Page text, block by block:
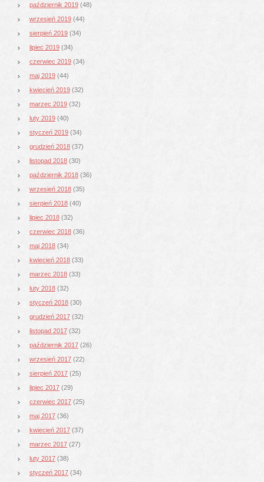
październik 2019 (48)
wrzesień 2019 (44)
sierpień 2019 (34)
lipiec 2019 (34)
czerwiec 2019 (34)
maj 2019 (44)
kwiecień 2019 (32)
marzec 2019 (32)
luty 2019 (40)
styczeń 2019 (34)
grudzień 2018 (37)
listopad 2018 (30)
październik 2018 (36)
wrzesień 2018 (35)
sierpień 2018 (40)
lipiec 2018 (32)
czerwiec 2018 (36)
maj 2018 (34)
kwiecień 2018 (33)
marzec 2018 (33)
luty 2018 (32)
styczeń 2018 (30)
grudzień 2017 (32)
listopad 2017 (32)
październik 2017 (26)
wrzesień 2017 (22)
sierpień 2017 (25)
lipiec 2017 (29)
czerwiec 2017 (25)
maj 2017 (36)
kwiecień 2017 (37)
marzec 2017 (27)
luty 2017 (38)
styczeń 2017 (34)